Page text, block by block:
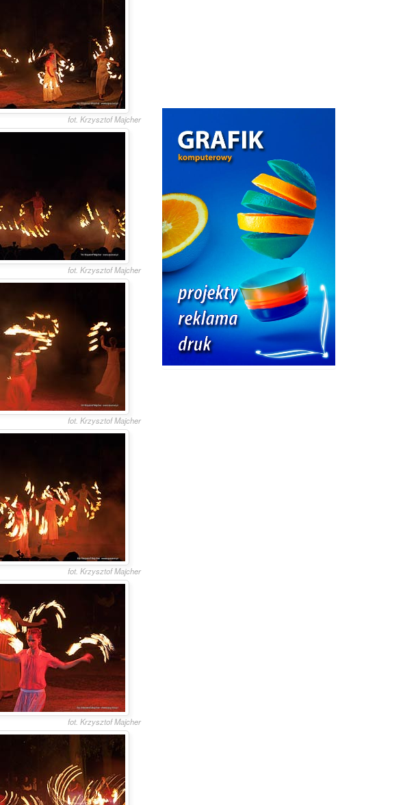
fot. Krzysztof Majcher
fot. Krzysztof Majcher
fot. Krzysztof Majcher
fot. Krzysztof Majcher
fot. Krzysztof Majcher